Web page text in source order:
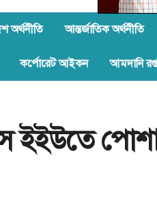
অর্থনীতি আন্তর্জাতিক অর্থনীতি
কর্পোরেট আইকন আমদানি
ইইউতে